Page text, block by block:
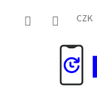
CZK